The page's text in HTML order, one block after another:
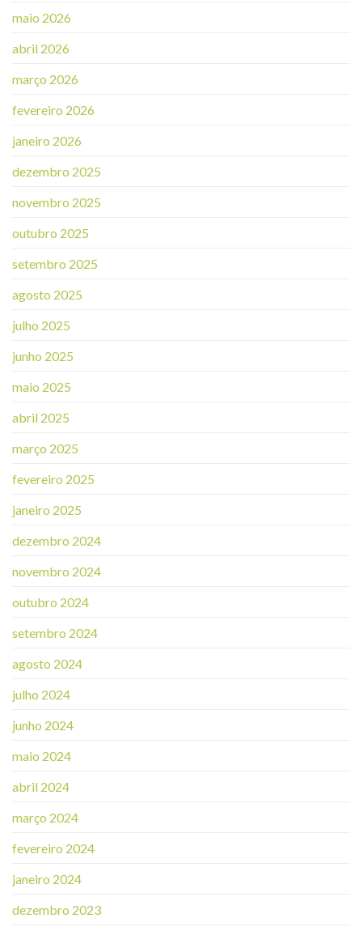
maio 2026
abril 2026
março 2026
fevereiro 2026
janeiro 2026
dezembro 2025
novembro 2025
outubro 2025
setembro 2025
agosto 2025
julho 2025
junho 2025
maio 2025
abril 2025
março 2025
fevereiro 2025
janeiro 2025
dezembro 2024
novembro 2024
outubro 2024
setembro 2024
agosto 2024
julho 2024
junho 2024
maio 2024
abril 2024
março 2024
fevereiro 2024
janeiro 2024
dezembro 2023